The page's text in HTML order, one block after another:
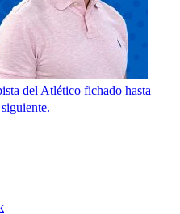
del Atlético fichado hasta